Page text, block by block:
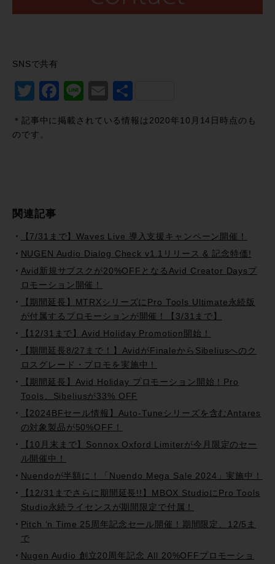
SNSで共有
Twitter
Facebook
LineEmail
＊記事中に掲載されている情報は2020年10月14日時点のも
のです。
関連記事
【7/31まで】Waves Live 導入支援キャンペーン開催！
NUGEN Audio Dialog Check v1.1リリース & 記念特価!
Avid新規サブスクが20%OFFとなるAvid Creator Daysプ
ロモーション開催！
【期間延長】MTRXシリーズにPro Tools Ultimate永続版
が付属するプロモーションが開催！【3/31まで】
【12/31まで】Avid Holiday Promotion開始！
【期間延長8/27まで！】AvidがFinaleからSibeliusへのク
ロスグレード・プロモを実施中！
【期間延長】Avid Holiday プロモーション開始！Pro
Tools、Sibeliusが33% OFF
【2024BFセール情報】Auto-Tuneシリーズを含むAntares
の対象製品が50%OFF！
【10月末まで】Sonnox Oxford Limiterが今月限定のセー
ル開催中！
Nuendoが半額に！「Nuendo Mega Sale 2024」実施中！
【12/31までさらに期間延長!!】MBOX StudioにPro Tools
Studio永続ライセンスが期間限定で付属！
Pitch ‘n Time 25周年記念セール開催！期間限定、12/5ま
で
Nugen Audio 創立20周年記念 All 20%OFFプロモーショ